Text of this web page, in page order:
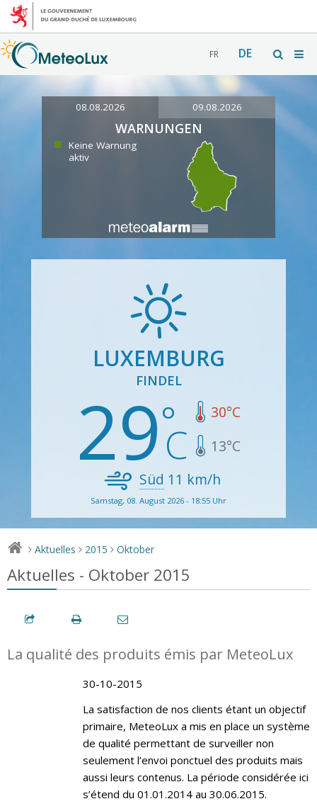
FR DE
08.08.2026 09.08.2026
WARNUNGEN
Keine Warnung
aktiv
LUXEMBURG
FINDEL
29 30°C
13°C
Süd 11 km/h
Samstag, 08. August 2026 - 18:55 Uhr
> Aktuelles > 2015 > Oktober
Aktuelles - Oktober 2015
La qualité des produits émis par MeteoLux
30-10-2015
La satisfaction de nos clients étant un objectif
primaire, MeteoLux a mis en place un système
de qualité permettant de surveiller non
seulement l’envoi ponctuel des produits mais
aussi leurs contenus. La période considérée ici
s’étend du 01.01.2014 au 30.06.2015.